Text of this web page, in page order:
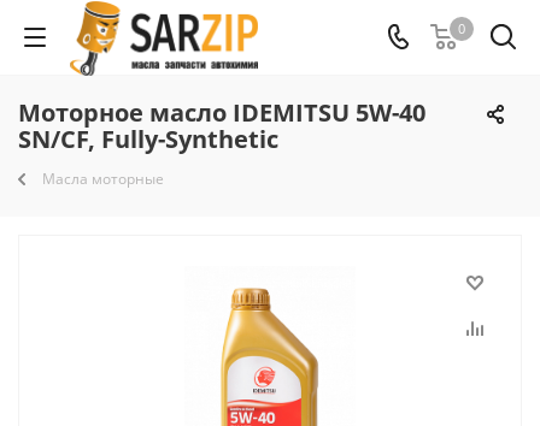
0
Моторное масло IDEMITSU 5W-40
SN/CF, Fully-Synthetic
Масла моторные